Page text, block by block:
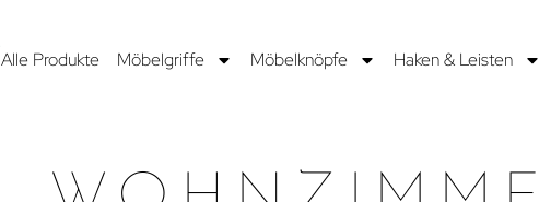
Alle Produkte Möbelgriffe Möbelknöpfe Haken & Leisten